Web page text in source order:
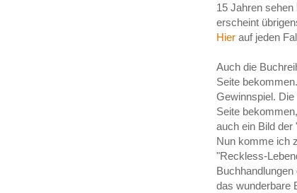
15 Jahren
erscheint
Hier auf jeden
Auch die
Seite
Gewinnspiel.
Seite
auch ein Bild der
Nun komme ich
"Reckless-
das wunderbare